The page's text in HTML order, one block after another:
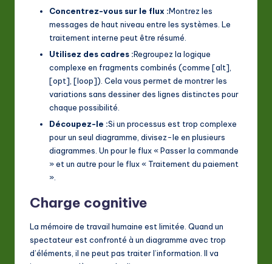
Concentrez-vous sur le flux :Montrez les
messages de haut niveau entre les systèmes. Le
traitement interne peut être résumé.
Utilisez des cadres :Regroupez la logique
complexe en fragments combinés (comme [alt],
[opt], [loop]). Cela vous permet de montrer les
variations sans dessiner des lignes distinctes pour
chaque possibilité.
Découpez-le :Si un processus est trop complexe
pour un seul diagramme, divisez-le en plusieurs
diagrammes. Un pour le flux « Passer la commande
» et un autre pour le flux « Traitement du paiement
».
Charge cognitive
La mémoire de travail humaine est limitée. Quand un
spectateur est confronté à un diagramme avec trop
d’éléments, il ne peut pas traiter l’information. Il va